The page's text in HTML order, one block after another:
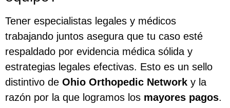
Tener especialistas legales y médicos
trabajando juntos asegura que tu caso esté
respaldado por evidencia médica sólida y
estrategias legales efectivas. Esto es un sello
distintivo de Ohio Orthopedic Network y la
razón por la que logramos los mayores pagos.